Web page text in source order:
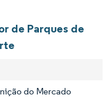
de Parques de
do Mercado